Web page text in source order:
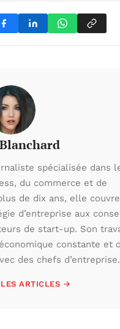
spécialisée dans
du commerce et de
de dix ans, elle
d’entreprise aux
de start-up. Son
constante et
des chefs d’entreprise.
ARTICLES →